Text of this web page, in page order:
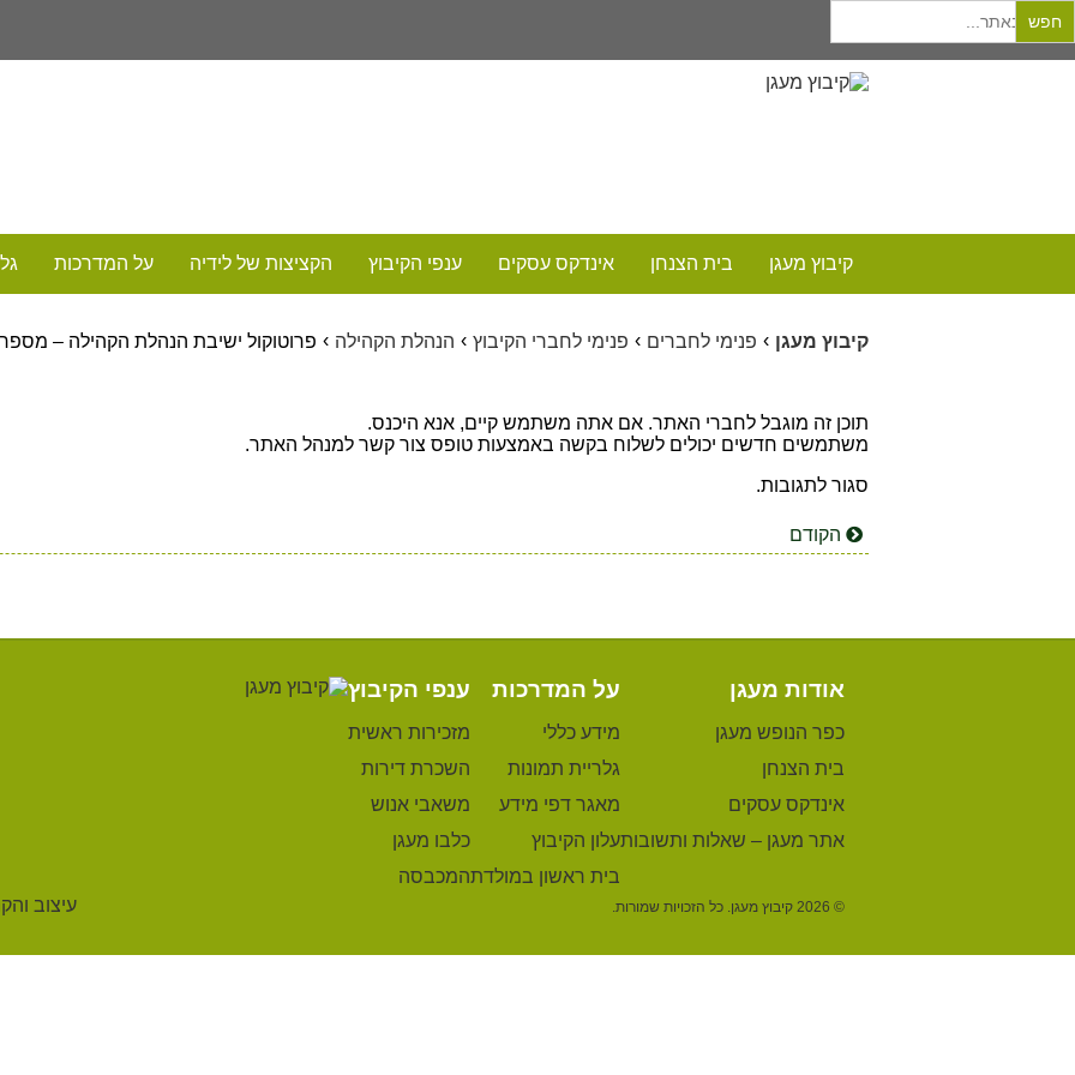
Search
for:
קיבוץ מעגן בית הצנחן אינדקס עסקים ענפי הקיבוץ הקציצות של לידיה על המדרכות
קיבוץ מעגן › פנימי לחברים › פנימי לחברי הקיבוץ › הנהלת הקהילה › פרוטוקול ישיבת הנהלת הקהילה – מספר 03-16
תוכן זה מוגבל לחברי האתר. אם אתה משתמש קיים, אנא היכנס.
משתמשים חדשים יכולים לשלוח בקשה באמצעות טופס צור קשר למנהל האתר.
סגור לתגובות.
הקודם
אודות מעגן
כפר הנופש מעגן
בית הצנחן
אינדקס עסקים
אתר מעגן – שאלות ותשובות
על המדרכות
מידע כללי
גלריית תמונות
מאגר דפי מידע
עלון הקיבוץ
בית ראשון במולדת
ענפי הקיבוץ
מזכירות ראשית
השכרת דירות
משאבי אנוש
כלבו מעגן
המכבסה
© 2026 קיבוץ מעגן. כל הזכויות שמורות. עיצוב